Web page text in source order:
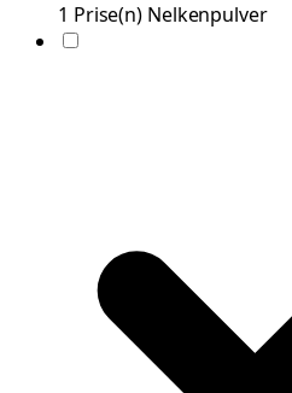
1 Prise(n) Nelkenpulver